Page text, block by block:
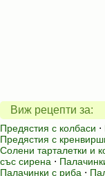
Виж рецепти за:
Предястия с колбаси ⋅
Предястия с
Солени тарталетки и
със сирена ⋅
Палачинки с риба ⋅